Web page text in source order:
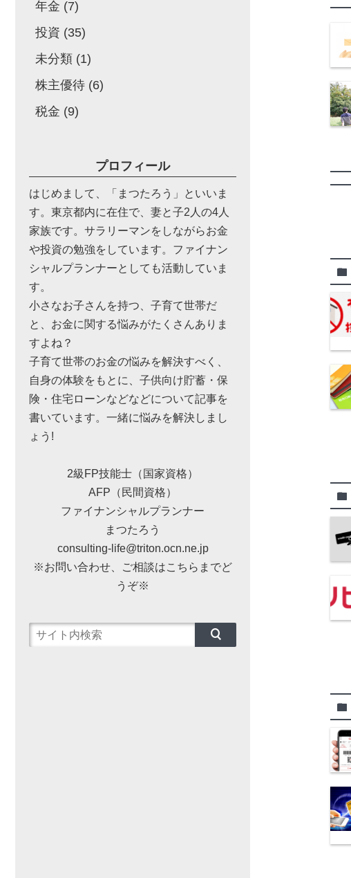
folder
folder
folder
年金 (7)
投資 (35)
未分類 (1)
株主優待 (6)
税金 (9)
プロフィール
はじめまして、「まつたろう」といいま
す。東京都内に在住で、妻と子2人の4人
家族です。サラリーマンをしながらお金
や投資の勉強をしています。ファイナン
シャルプランナーとしても活動していま
す。
小さなお子さんを持つ、子育て世帯だ
と、お金に関する悩みがたくさんありま
すよね？
子育て世帯のお金の悩みを解決すべく、
自身の体験をもとに、子供向け貯蓄・保
険・住宅ローンなどなどについて記事を
書いています。一緒に悩みを解決しまし
ょう!
2級FP技能士（国家資格）
AFP（民間資格）
ファイナンシャルプランナー
まつたろう
consulting-life@triton.ocn.ne.jp
※お問い合わせ、ご相談はこちらまでど
うぞ※